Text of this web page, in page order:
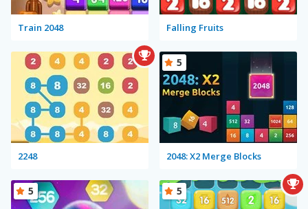
Train 2048 Falling Fruits
2248 2048: X2 Merge Blocks
5
5 5